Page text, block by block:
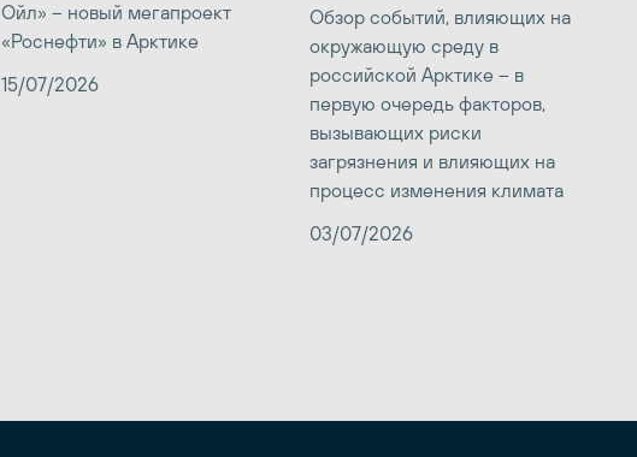
Ойл» – новый мегапроект
«Роснефти» в Арктике
15/07/2026
Обзор событий, влияющих на
окружающую среду в
российской Арктике – в
первую очередь факторов,
вызывающих риски
загрязнения и влияющих на
процесс изменения климата
03/07/2026